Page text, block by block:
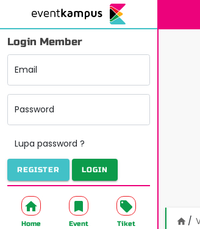
Login Member
Email
Password
Lupa password ?
REGISTER LOGIN
Home Event Tiket home